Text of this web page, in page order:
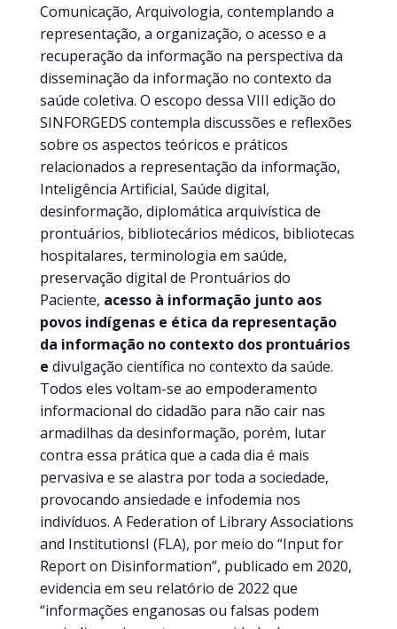
Comunicação, Arquivologia, contemplando a
representação, a organização, o acesso e a
recuperação da informação na perspectiva da
disseminação da informação no contexto da
saúde coletiva. O escopo dessa VIII edição do
SINFORGEDS contempla discussões e reflexões
sobre os aspectos teóricos e práticos
relacionados a representação da informação,
Inteligência Artificial, Saúde digital,
desinformação, diplomática arquivística de
prontuários, bibliotecários médicos, bibliotecas
hospitalares, terminologia em saúde,
preservação digital de Prontuários do
Paciente, acesso à informação junto aos
povos indígenas e ética da representação
da informação no contexto dos prontuários
e divulgação científica no contexto da saúde.
Todos eles voltam-se ao empoderamento
informacional do cidadão para não cair nas
armadilhas da desinformação, porém, lutar
contra essa prática que a cada dia é mais
pervasiva e se alastra por toda a sociedade,
provocando ansiedade e infodemia nos
indivíduos. A Federation of Library Associations
and InstitutionsI (FLA), por meio do “Input for
Report on Disinformation”, publicado em 2020,
evidencia em seu relatório de 2022 que
“informações enganosas ou falsas podem